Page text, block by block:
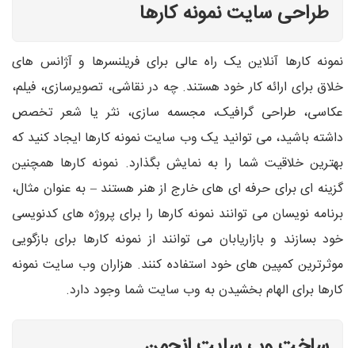
طراحی سایت نمونه کارها
نمونه کارها آنلاین یک راه عالی برای فریلنسرها و آژانس های
خلاق برای ارائه کار خود هستند. چه در نقاشی، تصویرسازی، فیلم،
عکاسی، طراحی گرافیک، مجسمه سازی، نثر یا شعر تخصص
داشته باشید، می توانید یک وب سایت نمونه کارها ایجاد کنید که
بهترین خلاقیت شما را به نمایش بگذارد. نمونه کارها همچنین
گزینه ای برای حرفه ای های خارج از هنر هستند – به عنوان مثال،
برنامه نویسان می توانند نمونه کارها را برای پروژه های کدنویسی
خود بسازند و بازاریابان می توانند از نمونه کارها برای بازگویی
موثرترین کمپین های خود استفاده کنند. هزاران وب سایت نمونه
کارها برای الهام بخشیدن به وب سایت شما وجود دارد.